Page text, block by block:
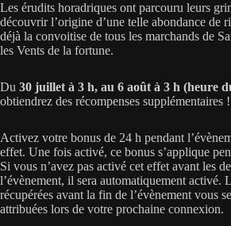
Les érudits horadriques ont parcouru leurs
découvrir l’origine d’une telle abondance de
déjà la convoitise de tous les marchands de
les Vents de la fortune.
Du 30 juillet à 3 h, au 6 août à 3 h (heure
obtiendrez des récompenses supplémentaires !
Activez votre bonus de 24 h pendant
effet. Une fois activé, ce bonus s’applique
Si vous n’avez pas activé cet effet avant les
l’évènement, il sera automatiquement activé.
récupérées avant la fin de l’évènement vous
attribuées lors de votre prochaine connexion.